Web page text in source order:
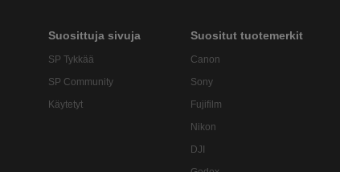
Suosittuja sivuja
SP Tykkää
SP Community
Käytetyt
Suositut tuotemerkit
Canon
Sony
Fujifilm
Nikon
DJI